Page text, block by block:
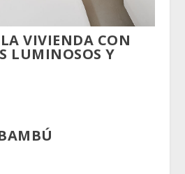
VIVIENDA CON
LUMINOSOS Y